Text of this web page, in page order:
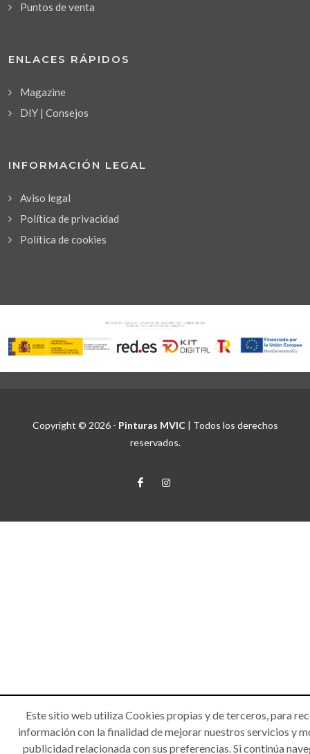
Puntos de venta
ENLACES RÁPIDOS
Magazine
DIY | Consejos
INFORMACIÓN LEGAL
Aviso legal
Política de privacidad
Política de cookies
Copyright © 2026 - Pinturas MVIC| Todos los derechos
reservados.
Este sitio web utiliza Cookies propias y de terceros, para
información con la finalidad de mejorar nuestros servicios y
publicidad relacionada con sus preferencias. Si continúa